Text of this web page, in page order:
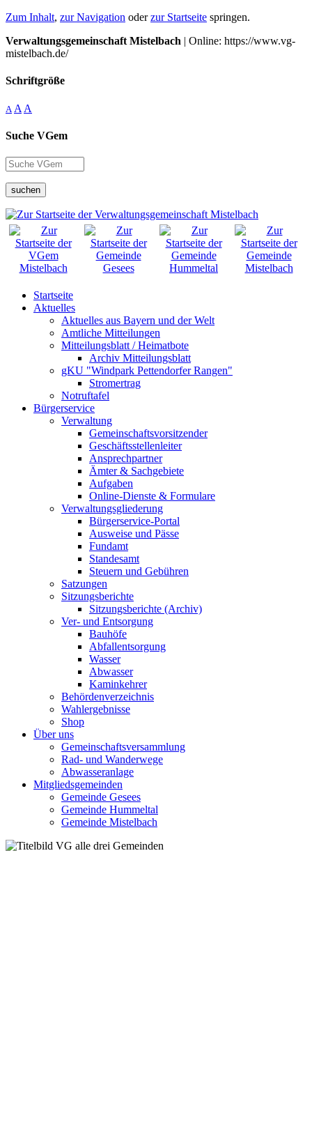
Zum Inhalt, zur Navigation oderzur Startseite springen.
Verwaltungsgemeinschaft Mistelbach | Online: https://www.vg-
mistelbach.de/
Schriftgröße
A A A
Suche VGem
suchen
Startseite
Aktuelles
Aktuelles aus Bayern und der Welt
Amtliche Mitteilungen
Mitteilungsblatt / Heimatbote
Archiv Mitteilungsblatt
gKU "Windpark Pettendorfer Rangen"
Stromertrag
Notruftafel
Bürgerservice
Verwaltung
Gemeinschaftsvorsitzender
Geschäftsstellenleiter
Ansprechpartner
Ämter & Sachgebiete
Aufgaben
Online-Dienste & Formulare
Verwaltungsgliederung
Bürgerservice-Portal
Ausweise und Pässe
Fundamt
Standesamt
Steuern und Gebühren
Satzungen
Sitzungsberichte
Sitzungsberichte (Archiv)
Ver- und Entsorgung
Bauhöfe
Abfallentsorgung
Wasser
Abwasser
Kaminkehrer
Behördenverzeichnis
Wahlergebnisse
Shop
Über uns
Gemeinschaftsversammlung
Rad- und Wanderwege
Abwasseranlage
Mitgliedsgemeinden
Gemeinde Gesees
Gemeinde Hummeltal
Gemeinde Mistelbach